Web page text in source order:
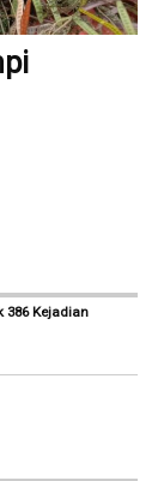
386 Kejadian